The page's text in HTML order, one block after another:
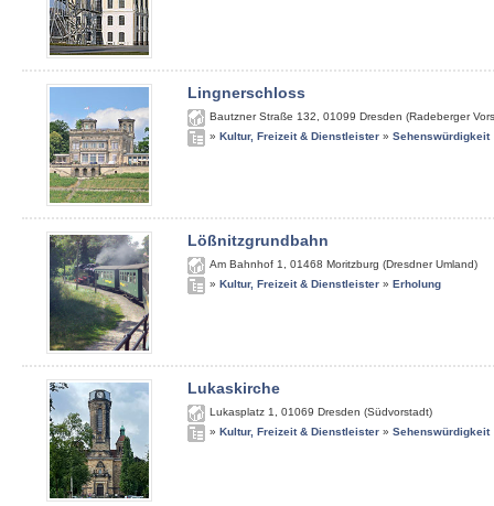
Lingnerschloss
Bautzner Straße 132 01099 Dresden (Radeberger
» Kultur, Freizeit & Dienstleister » Sehenswürdigkeit
Lößnitzgrundbahn
Am Bahnhof 1 01468 Moritzburg (Dresdner Umland)
» Kultur, Freizeit & Dienstleister » Erholung
Lukaskirche
Lukasplatz 1 01069 Dresden (Südvorstadt)
» Kultur, Freizeit & Dienstleister » Sehenswürdigkeit